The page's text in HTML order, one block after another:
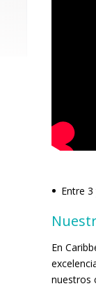
Entre
En
nuestros